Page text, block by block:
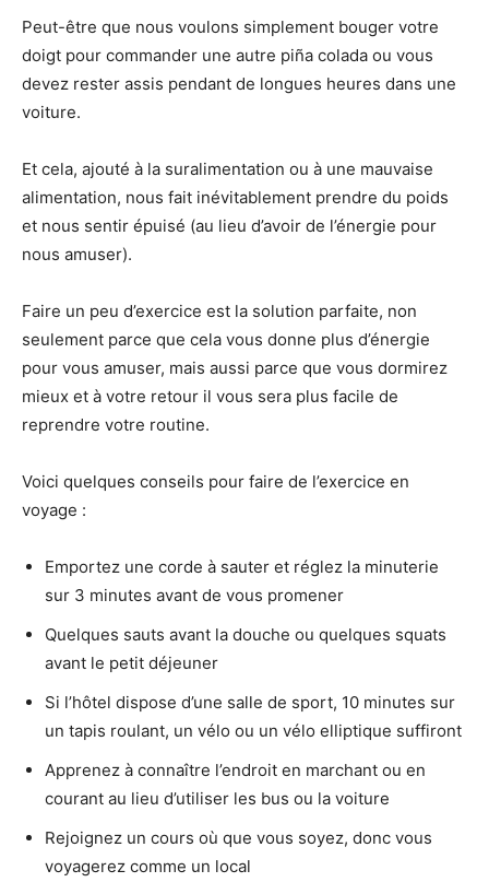
Peut-être que nous voulons simplement bouger votre
doigt pour commander une autre piña colada ou vous
devez rester assis pendant de longues heures dans une
voiture.
Et cela, ajouté à la suralimentation ou à une mauvaise
alimentation, nous fait inévitablement prendre du poids
et nous sentir épuisé (au lieu d’avoir de l’énergie pour
nous amuser).
Faire un peu d’exercice est la solution parfaite, non
seulement parce que cela vous donne plus d’énergie
pour vous amuser, mais aussi parce que vous dormirez
mieux et à votre retour il vous sera plus facile de
reprendre votre routine.
Voici quelques conseils pour faire de l’exercice en
voyage :
Emportez une corde à sauter et réglez la minuterie
sur 3 minutes avant de vous promener
Quelques sauts avant la douche ou quelques squats
avant le petit déjeuner
Si l’hôtel dispose d’une salle de sport, 10 minutes sur
un tapis roulant, un vélo ou un vélo elliptique suffiront
Apprenez à connaître l’endroit en marchant ou en
courant au lieu d’utiliser les bus ou la voiture
Rejoignez un cours où que vous soyez, donc vous
voyagerez comme un local